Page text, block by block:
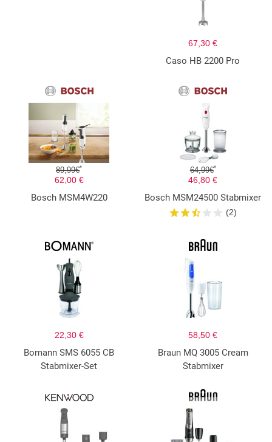
67,30 €
Caso HB 2200 Pro
89,99€*
62,00 €
Bosch MSM4W220
64,99€*
46,80 €
Bosch MSM24500 Stabmixer
(2)
22,30 €
Bomann SMS 6055 CB
Stabmixer-Set
58,50 €
Braun MQ 3005 Cream
Stabmixer